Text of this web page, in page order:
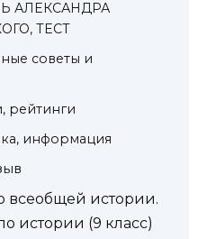
АЛЕКСАНДРА
ТЕСТ
советы и
рейтинги
информация
всеобщей истории.
истории (9 класс)